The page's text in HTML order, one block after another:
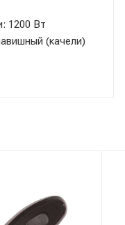
1200 Вт
(качели)